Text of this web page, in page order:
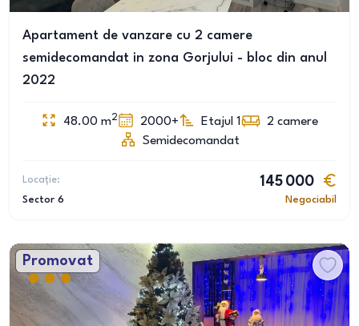
Apartament de vanzare cu 2 camere
semidecomandat in zona Gorjului - bloc din anul
2022
48.00 m2 2000+ Etajul 1 2 camere
Semidecomandat
Locație:
Sector 6
145 000
Negociabil
Promovat